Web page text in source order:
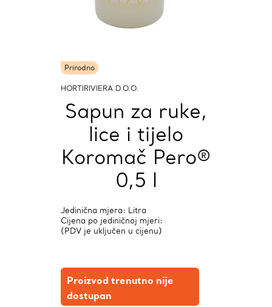
Prirodno
HORTIRIVIERA D.O.O.
Sapun za ruke,
lice i tijelo
Koromač Pero®
0,5 l
Jedinična mjera: Litra
Cijena po jediničnoj mjeri:
(PDV je uključen u cijenu)
Proizvod trenutno nije
dostupan